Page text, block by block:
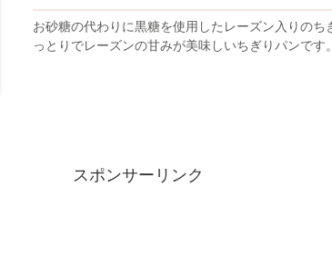
お砂糖の代わりに黒糖を使用したレーズン入りの
っとりでレーズンの甘みが美味しいちぎりパンです
スポンサーリンク